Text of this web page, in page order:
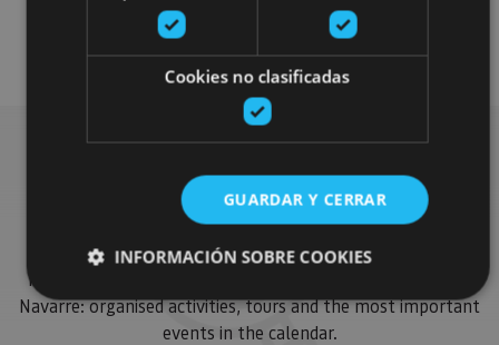
Accesibilidad visual
Find more plans
Find more plans and suggestions to round off your trip in
Navarre: organised activities, tours and the most important
events in the calendar.
Cookies no clasificadas
GUARDAR Y CERRAR
INFORMACIÓN SOBRE COOKIES